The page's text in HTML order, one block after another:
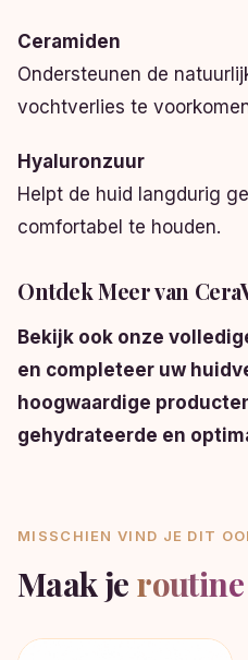
Ceramiden
Ondersteunen de
vochtverlies te
Hyaluronzuur
Helpt de huid langdurig
comfortabel te houden.
Ontdek Meer van
Bekijk ook onze
en completeer uw
hoogwaardige
gehydrateerde en
MISSCHIEN VIND JE DIT
Maak je routine